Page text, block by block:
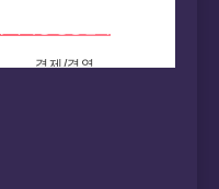
경제/경영